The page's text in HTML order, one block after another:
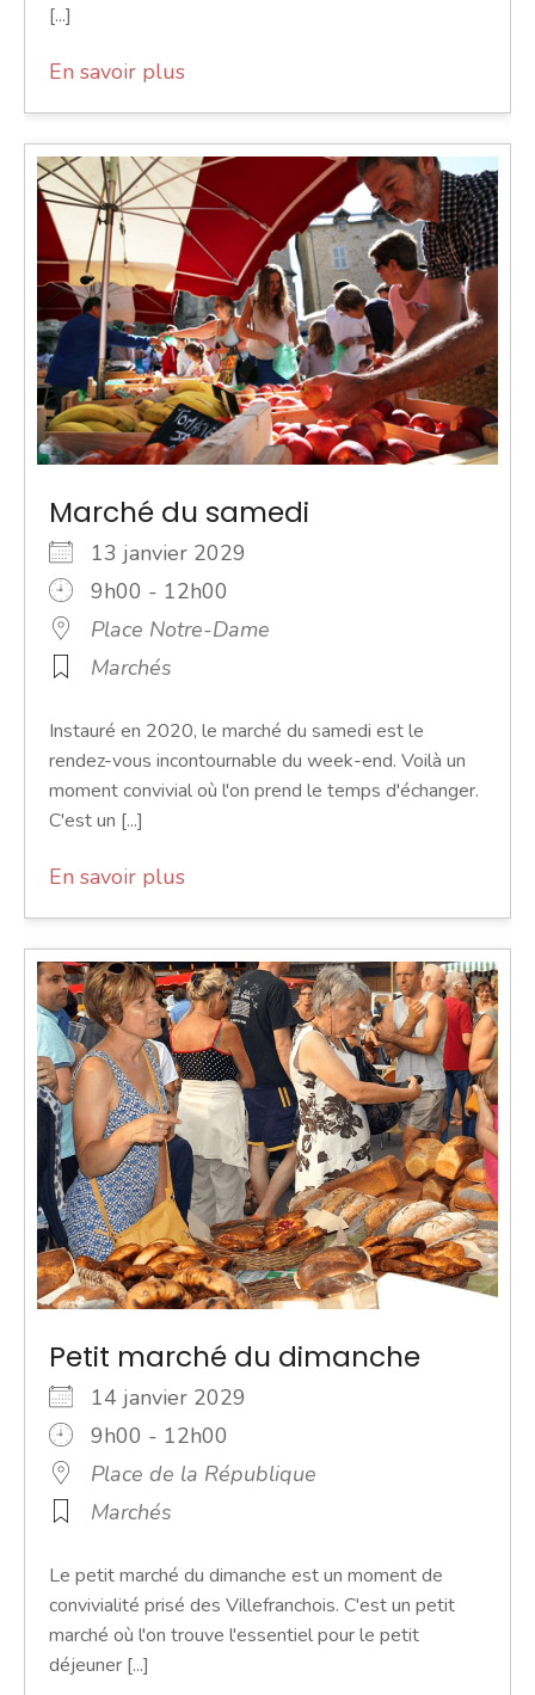
[...]
En savoir plus
Marché du samedi
13 janvier 2029
9h00 - 12h00
Place Notre-Dame
Marchés
Instauré en 2020, le marché du samedi est le
rendez-vous incontournable du week-end. Voilà un
moment convivial où l'on prend le temps d'échanger.
C'est un [...]
En savoir plus
Petit marché du dimanche
14 janvier 2029
9h00 - 12h00
Place de la République
Marchés
Le petit marché du dimanche est un moment de
convivialité prisé des Villefranchois. C'est un petit
marché où l'on trouve l'essentiel pour le petit
déjeuner [...]